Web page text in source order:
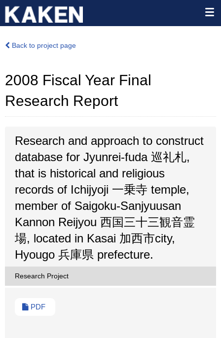
Back to project page
2008 Fiscal Year Final
Research Report
Research and approach to construct
database for Jyunrei-fuda 巡礼札,
that is historical and religious
records of Ichijyoji 一乗寺 temple,
member of Saigoku-Sanjyuusan
Kannon Reijyou 西国三十三観音霊
場, located in Kasai 加西市city,
Hyougo 兵庫県 prefecture.
Research Project
PDF